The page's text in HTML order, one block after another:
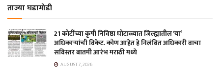
ताज्या घडामोडी
21 कोटींच्या कृषी निविष्ठा घोटाळ्यात जिल्ह्यातील ‘या’
अधिकाऱ्यांची विकेट. कोण आहेत हे निलंबित अधिकारी वाचा
सविस्तर बातमी आरंभ मराठी मध्ये
AUGUST 7, 2026